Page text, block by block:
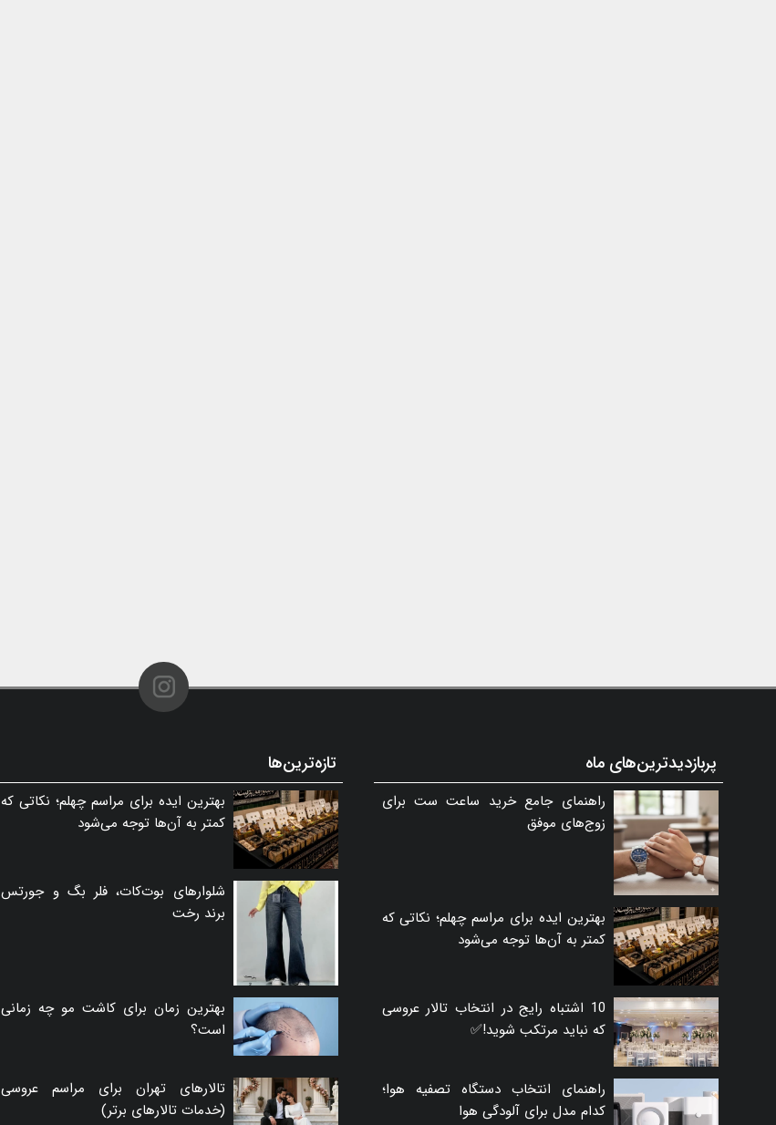
پربازدیدترین‌های ماه
راهنمای جامع خرید ساعت ست برای
زوج‌های موفق
بهترین ایده برای مراسم چهلم؛ نکاتی که
کمتر به آن‌ها توجه می‌شود
10 اشتباه رایج در انتخاب تالار عروسی
که نباید مرتکب شوید!✅
راهنمای انتخاب دستگاه تصفیه هوا؛
کدام مدل برای آلودگی هوا
تازه‌ترین‌ها
بهترین ایده برای مراسم چهلم؛ نکاتی که
کمتر به آن‌ها توجه می‌شود
شلوارهای بوت‌کات، فلر بگ و جورتس
برند رخت
بهترین زمان برای کاشت مو چه زمانی
است؟
تالارهای تهران برای مراسم عروسی
(خدمات تالارهای برتر)